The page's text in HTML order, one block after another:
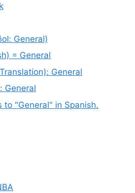
General)
= General
General
General
to "General" in Spanish.